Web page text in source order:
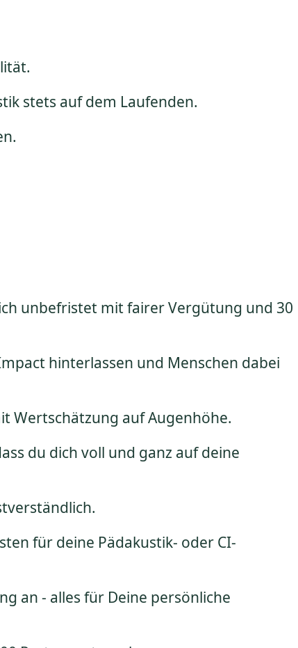
stets auf dem Laufenden.
unbefristet mit fairer Vergütung und 30
hinterlassen und Menschen dabei
Wertschätzung auf Augenhöhe.
du dich voll und ganz auf deine
für deine Pädakustik- oder CI-
an - alles für Deine persönliche